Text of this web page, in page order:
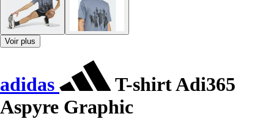
Voir plus
adidas
T-shirt Adi365
Aspyre Graphic